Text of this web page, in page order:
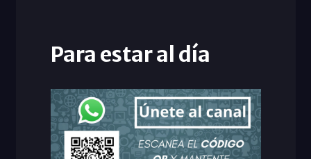
Para estar al día